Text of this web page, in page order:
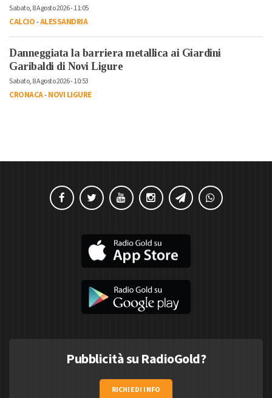
Sabato, 8 Agosto 2026 - 11:05
CALCIO-ALESSANDRIA
Danneggiata la barriera metallica ai Giardini
Garibaldi di Novi Ligure
Sabato, 8 Agosto 2026 - 10:53
CRONACA-NOVI LIGURE
Pubblicità su RadioGold?
RICHIEDI INFO